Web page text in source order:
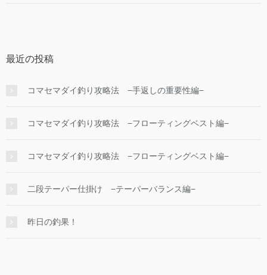
最近の投稿
コマセマダイ釣り攻略法 −手返しの重要性編−
コマセマダイ釣り攻略法 −フローティングベスト編−
コマセマダイ釣り攻略法 −フローティングベスト編−
二段テーパー仕掛け −テーパーバランス編−
昨日の釣果！